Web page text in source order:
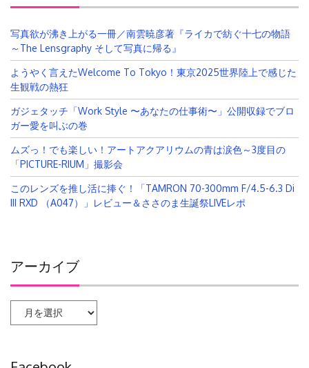
写真欲が沸き上がる一冊／南雲暁彦著『ライカで紡ぐ十七の物語
～The Lensgraphy そして写真に帰る』
ようやく言えたWelcome To Tokyo！東京2025世界陸上で感じた
生観戦の熱狂
ガジェタッチ「Work Style 〜あなたの仕事術〜」公開収録でブロ
ガー愛を叫ぶの巻
ムズっ！でも楽しい！アートアクアリウムの青は涙色～3度目の
「PICTURE-RIUM」撮影会
このレンズを推し活に捧ぐ！「TAMRON 70-300mm F/4.5-6.3 Di
III RXD （A047）」レビュー＆ささのま生誕祭LIVEレポ
アーカイブ
ブ